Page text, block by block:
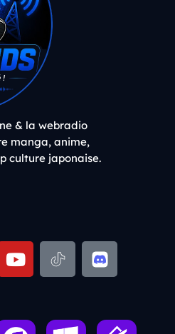
& la webradio
manga, anime,
culture japonaise.